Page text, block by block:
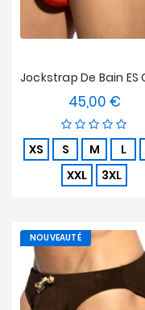
45,00 €Prix
XS S M L
XXL
3XL
NOUVEAUTÉ